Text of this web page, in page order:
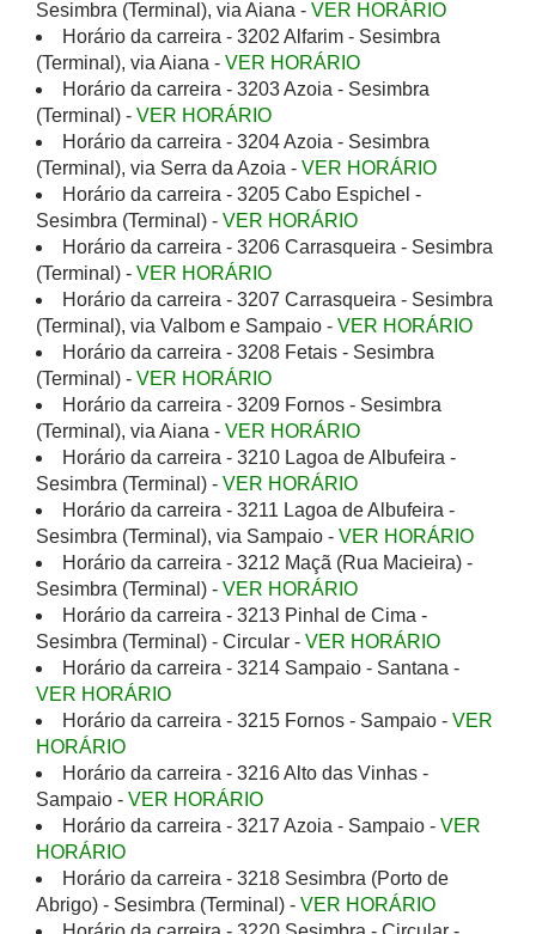
Sesimbra (Terminal), via Aiana - VER HORÁRIO
Horário da carreira - 3202 Alfarim - Sesimbra
(Terminal), via Aiana - VER HORÁRIO
Horário da carreira - 3203 Azoia - Sesimbra
(Terminal) - VER HORÁRIO
Horário da carreira - 3204 Azoia - Sesimbra
(Terminal), via Serra da Azoia - VER HORÁRIO
Horário da carreira - 3205 Cabo Espichel -
Sesimbra (Terminal) - VER HORÁRIO
Horário da carreira - 3206 Carrasqueira - Sesimbra
(Terminal) - VER HORÁRIO
Horário da carreira - 3207 Carrasqueira - Sesimbra
(Terminal), via Valbom e Sampaio - VER HORÁRIO
Horário da carreira - 3208 Fetais - Sesimbra
(Terminal) - VER HORÁRIO
Horário da carreira - 3209 Fornos - Sesimbra
(Terminal), via Aiana - VER HORÁRIO
Horário da carreira - 3210 Lagoa de Albufeira -
Sesimbra (Terminal) - VER HORÁRIO
Horário da carreira - 3211 Lagoa de Albufeira -
Sesimbra (Terminal), via Sampaio - VER HORÁRIO
Horário da carreira - 3212 Maçã (Rua Macieira) -
Sesimbra (Terminal) - VER HORÁRIO
Horário da carreira - 3213 Pinhal de Cima -
Sesimbra (Terminal) - Circular - VER HORÁRIO
Horário da carreira - 3214 Sampaio - Santana -
VER HORÁRIO
Horário da carreira - 3215 Fornos - Sampaio - VER
HORÁRIO
Horário da carreira - 3216 Alto das Vinhas -
Sampaio - VER HORÁRIO
Horário da carreira - 3217 Azoia - Sampaio - VER
HORÁRIO
Horário da carreira - 3218 Sesimbra (Porto de
Abrigo) - Sesimbra (Terminal) - VER HORÁRIO